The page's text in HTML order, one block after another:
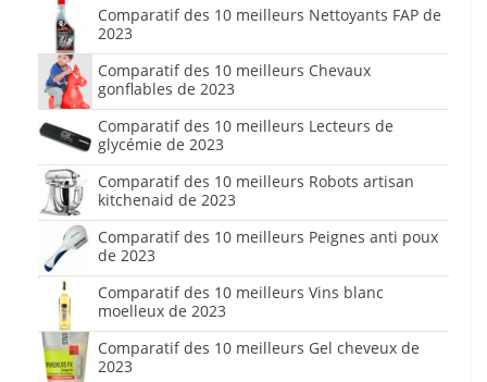
Comparatif des 10 meilleurs Nettoyants FAP de
2023
Comparatif des 10 meilleurs Chevaux
gonflables de 2023
Comparatif des 10 meilleurs Lecteurs de
glycémie de 2023
Comparatif des 10 meilleurs Robots artisan
kitchenaid de 2023
Comparatif des 10 meilleurs Peignes anti poux
de 2023
Comparatif des 10 meilleurs Vins blanc
moelleux de 2023
Comparatif des 10 meilleurs Gel cheveux de
2023